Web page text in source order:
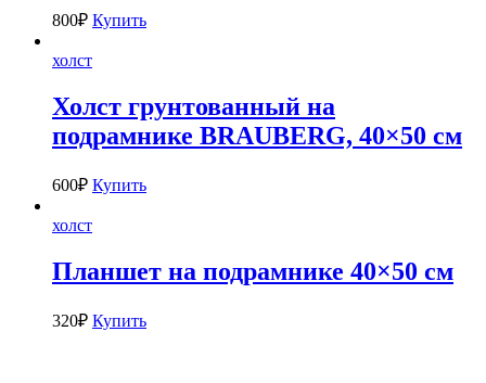
800₽ Купить
холст
Холст грунтованный на
подрамнике BRAUBERG, 40×50 см
600₽ Купить
холст
Планшет на подрамнике 40×50 см
320₽ Купить